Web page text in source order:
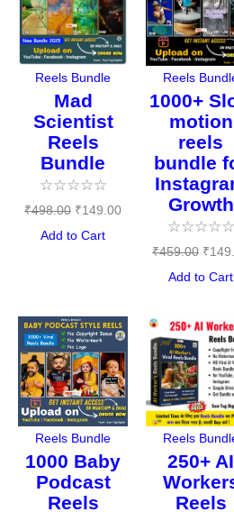
Reels Bundle
Mad
Scientist
Reels
Bundle
☆☆☆☆☆
₹498.00
was:
₹498.00.
₹149.00
is:
₹149.00.
Add to Cart
Reels
1000+
motion
reels
bundle
Growth
☆☆☆☆☆
₹459.00
was:
₹
Add to Cart
Reels Bundle
1000 Baby
Podcast
Reels
Original
price
was:
₹487.00.
Current
price
is:
₹149.00.
Reels
250+ AI
Reels
price
was: